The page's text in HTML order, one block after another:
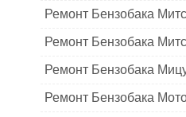
Ремонт Бензобака
Ремонт Бензобака
Ремонт Бензобака
Ремонт Бензобака